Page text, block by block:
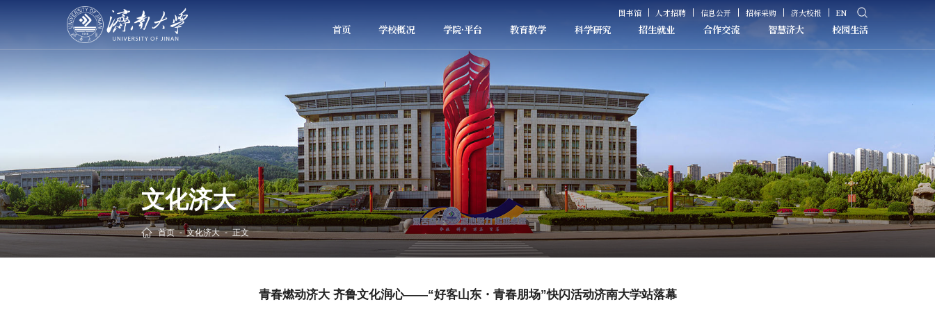
图书馆 人才招聘 信息公开 招标采购 济大校报 EN
首页 学校概况 学院·平台 教育教学 科学研究 招生就业 合作交流 智慧济大 校园生活
文化济大
首页 - 文化济大 - 正文
青春燃动济大 齐鲁文化润心——“好客山东・青春朋场”快闪活动济南大学站落幕